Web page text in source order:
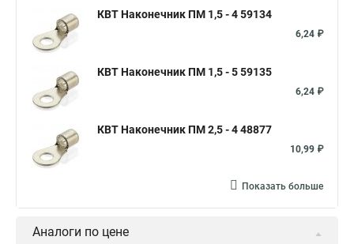
КВТ Наконечник ПМ 1,5 - 4 59134
6,24 ₽
КВТ Наконечник ПМ 1,5 - 5 59135
6,24 ₽
КВТ Наконечник ПМ 2,5 - 4 48877
10,99 ₽
Показать больше
Аналоги по цене